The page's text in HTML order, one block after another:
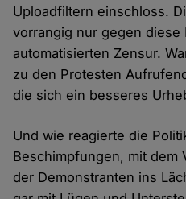
Uploadfiltern einschloss.
vorrangig nur gegen diese
automatisierten Zensur.
zu den Protesten
die sich ein besseres
Und wie reagierte die
Beschimpfungen, mit dem
der Demonstranten ins